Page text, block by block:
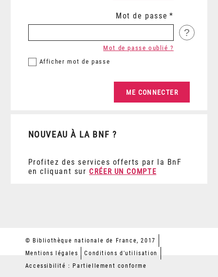
Mot de passe
?
Afficher mot de passe
Mot de passe oublié ?
NOUVEAU À LA BNF ?
Profitez des services offerts par la BnF
en cliquant sur CRÉER UN COMPTE
© Bibliothèque nationale de France, 2017
Mentions légales
Conditions d'utilisation
Accessibilité : Partiellement conforme